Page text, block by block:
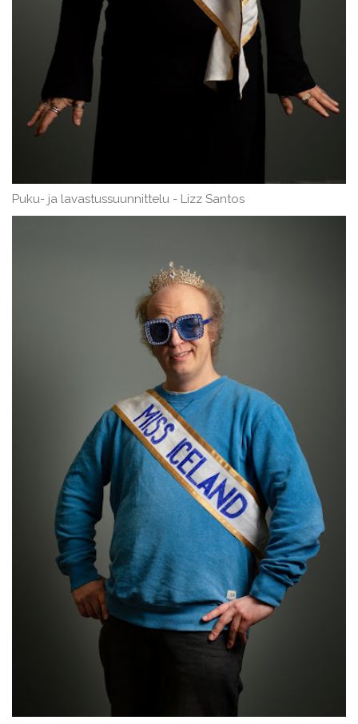
Puku- ja lavastussuunnittelu - Lizz Santos